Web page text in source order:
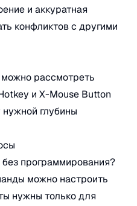
и аккуратная
конфликтов с другими
рассмотреть
и X-Mouse Button
глубины
программирования?
можно настроить
нужны только для